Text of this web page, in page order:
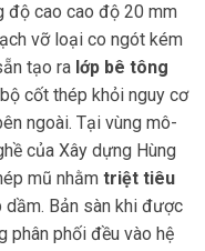
độ cao cao độ 20 mm
vỡ loại co ngót kém
tạo ra lớp bê tông
cốt thép khỏi nguy cơ
ngoài. Tại vùng mô-
của Xây dựng Hùng
mũ nhằm triệt tiêu
dầm. Bản sàn khi được
phân phối đều vào hệ